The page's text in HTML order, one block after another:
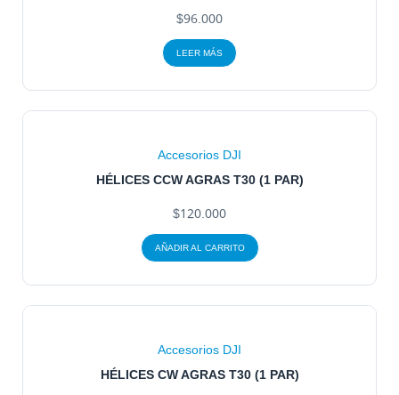
$96.000
LEER MÁS
Accesorios DJI
HÉLICES CCW AGRAS T30 (1 PAR)
$120.000
AÑADIR AL CARRITO
Accesorios DJI
HÉLICES CW AGRAS T30 (1 PAR)